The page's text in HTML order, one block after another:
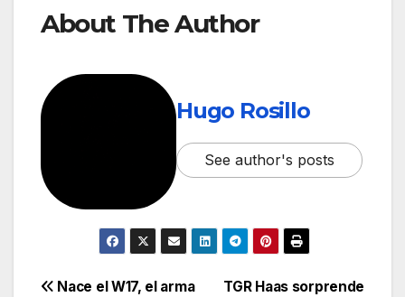
About The Author
Hugo Rosillo
See author's posts
TGR Haas sorprende
Nace el W17, el arma